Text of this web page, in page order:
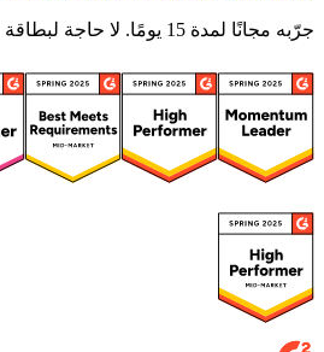
جرّبه مجانًا لمدة 15 يومًا. لا حاجة لبطاقة ائتمان.